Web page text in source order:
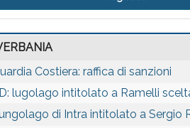
Costiera: raffica di sanzioni
lugolago intitolato a Ramelli
di Intra intitolato a Sergio